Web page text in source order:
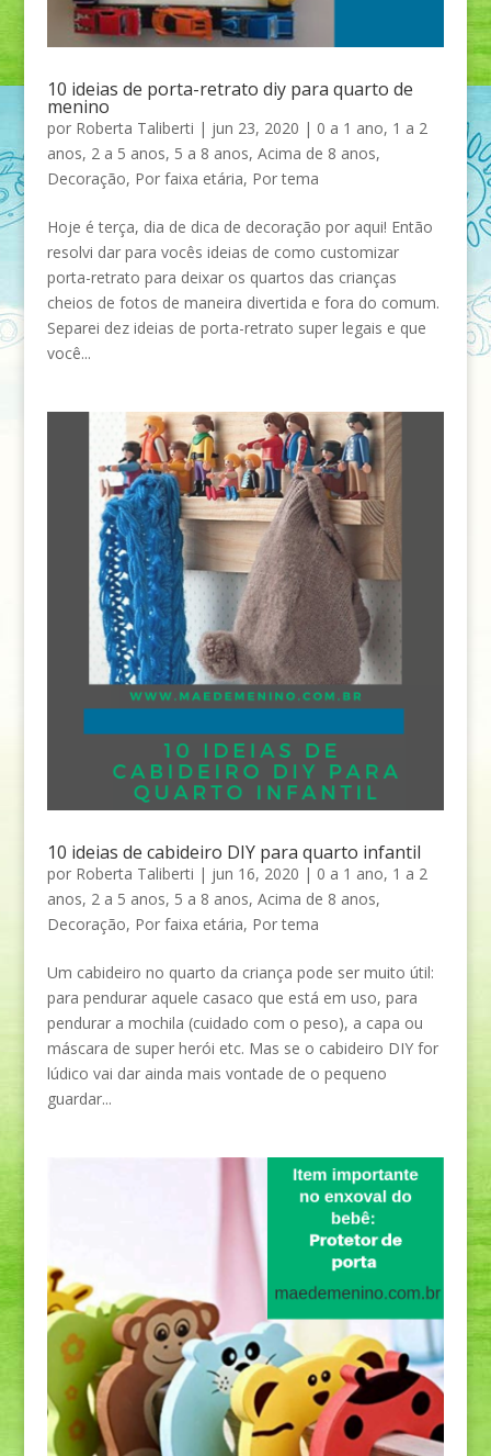
10 ideias de porta-retrato diy para quarto de
menino
por Roberta Taliberti | jun 23, 2020 | 0 a 1 ano, 1 a 2
anos, 2 a 5 anos, 5 a 8 anos, Acima de 8 anos,
Decoração, Por faixa etária, Por tema
Hoje é terça, dia de dica de decoração por aqui! Então
resolvi dar para vocês ideias de como customizar
porta-retrato para deixar os quartos das crianças
cheios de fotos de maneira divertida e fora do comum.
Separei dez ideias de porta-retrato super legais e que
você...
10 ideias de cabideiro DIY para quarto infantil
por Roberta Taliberti | jun 16, 2020 | 0 a 1 ano, 1 a 2
anos, 2 a 5 anos, 5 a 8 anos, Acima de 8 anos,
Decoração, Por faixa etária, Por tema
Um cabideiro no quarto da criança pode ser muito útil:
para pendurar aquele casaco que está em uso, para
pendurar a mochila (cuidado com o peso), a capa ou
máscara de super herói etc. Mas se o cabideiro DIY for
lúdico vai dar ainda mais vontade de o pequeno
guardar...